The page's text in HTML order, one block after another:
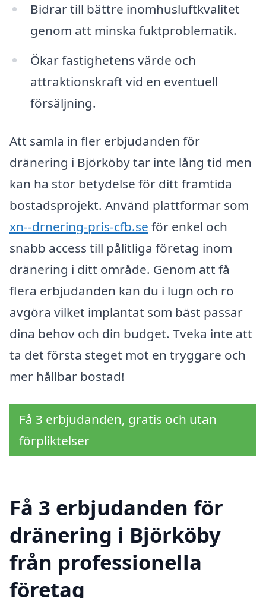
Bidrar till bättre inomhusluftkvalitet
genom att minska fuktproblematik.
Ökar fastighetens värde och
attraktionskraft vid en eventuell
försäljning.
Att samla in fler erbjudanden för
dränering i Björköby tar inte lång tid men
kan ha stor betydelse för ditt framtida
bostadsprojekt. Använd plattformar som
xn--drnering-pris-cfb.se för enkel och
snabb access till pålitliga företag inom
dränering i ditt område. Genom att få
flera erbjudanden kan du i lugn och ro
avgöra vilket implantat som bäst passar
dina behov och din budget. Tveka inte att
ta det första steget mot en tryggare och
mer hållbar bostad!
Få 3 erbjudanden, gratis och utan
förpliktelser
Få 3 erbjudanden för
dränering i Björköby
från professionella
företag